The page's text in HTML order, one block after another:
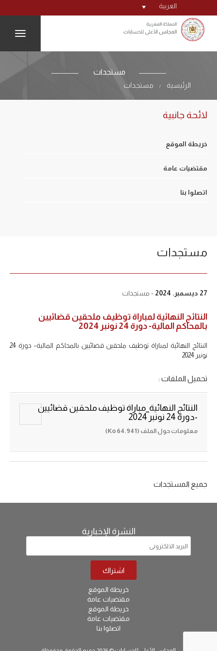
العربية
مستجدات
الرئيسية
/ مستجدات
لائحة جانبية
خريطة الموقع
مقتضيات عامة
اتصلوا بنا
مستجدات
27 ديسمبر. 2024 - مستجدات
النتائج النهائية لمباراة توظيف ملحقين قضائيين
بالمحاكم المالية- دورة 24 نونبر 2024
النتائج النهائية لمباراة توظيف ملحقين قضائيين بالمحاكم المالية- دورة 24
نونبر 2024
تحميل الملفات :
النتائج النهائية_مباراة توظيف ملحقين قضائيين
-دورة 24 نونبر 2024
معلومات حول الملف (64.941 Ko)
جميع المستجدات
النشرة الإخبارية
خريطة الموقع
مقتضيات عامة
خريطة الموقع
مقتضيات عامة
اتصلوا بنا